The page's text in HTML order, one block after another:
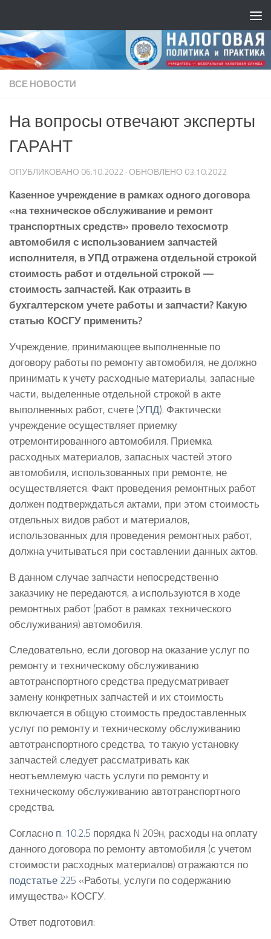
ВСЕ НОВОСТИ
На вопросы отвечают эксперты
ГАРАНТ
ОПУБЛИКОВАНО 06.10.2022 · ОБНОВЛЕНО 03.10.2022
Казенное учреждение в рамках одного договора
«на техническое обслуживание и ремонт
транспортных средств» провело техосмотр
автомобиля с использованием запчастей
исполнителя, в УПД отражена отдельной строкой
стоимость работ и отдельной строкой —
стоимость запчастей. Как отразить в
бухгалтерском учете работы и запчасти? Какую
статью КОСГУ применить?
Учреждение, принимающее выполненные по
договору работы по ремонту автомобиля, не должно
принимать к учету расходные материалы, запасные
части, выделенные отдельной строкой в акте
выполненных работ, счете (УПД). Фактически
учреждение осуществляет приемку
отремонтированного автомобиля. Приемка
расходных материалов, запасных частей этого
автомобиля, использованных при ремонте, не
осуществляется. Факт проведения ремонтных работ
должен подтверждаться актами, при этом стоимость
отдельных видов работ и материалов,
использованных для проведения ремонтных работ,
должна учитываться при составлении данных актов.
В данном случае запчасти непосредственно
заказчику не передаются, а используются в ходе
ремонтных работ (работ в рамках технического
обслуживания) автомобиля.
Следовательно, если договор на оказание услуг по
ремонту и техническому обслуживанию
автотранспортного средства предусматривает
замену конкретных запчастей и их стоимость
включается в общую стоимость предоставленных
услуг по ремонту и техническому обслуживанию
автотранспортного средства, то такую установку
запчастей следует рассматривать как
неотъемлемую часть услуги по ремонту и
техническому обслуживанию автотранспортного
средства.
Согласно п. 10.2.5 порядка N 209н, расходы на оплату
данного договора по ремонту автомобиля (с учетом
стоимости расходных материалов) отражаются по
подстатье 225 «Работы, услуги по содержанию
имущества» КОСГУ.
Ответ подготовил: